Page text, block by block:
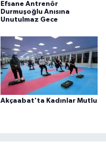
Efsane Antrenör
Durmuşoğlu Anısına
Unutulmaz Gece
Akçaabat’ta Kadınlar Mutlu